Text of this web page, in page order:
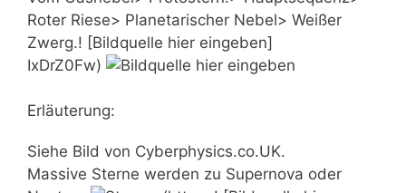
Roter Riese> Planetarischer Nebel> Weißer
Zwerg.! [Bildquelle hier eingeben]
IxDrZ0Fw)
Erläuterung:
Siehe Bild von Cyberphysics.co.UK.
Massive Sterne werden zu Supernova oder